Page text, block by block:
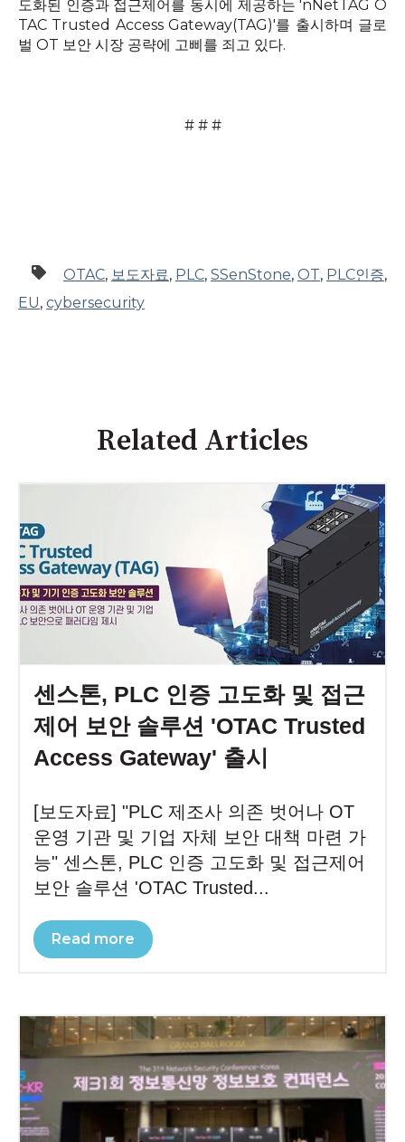
도화된 인증과 접근제어를 동시에 제공하는'nNetTAG O
TAC Trusted Access Gateway(TAG)'를 출시하며 글로
벌 OT 보안 시장 공략에 고삐를 죄고 있다.
# # #
OTAC, 보도자료, PLC, SSenStone, OT, PLC인증,
EU, cybersecurity
Related Articles
센스톤, PLC 인증 고도화 및 접근
제어 보안 솔루션 'OTAC Trusted
Access Gateway' 출시
[보도자료] "PLC 제조사 의존 벗어나 OT
운영 기관 및 기업 자체 보안 대책 마련 가
능" 센스톤, PLC 인증 고도화 및 접근제어
보안 솔루션 'OTAC Trusted...
Read more